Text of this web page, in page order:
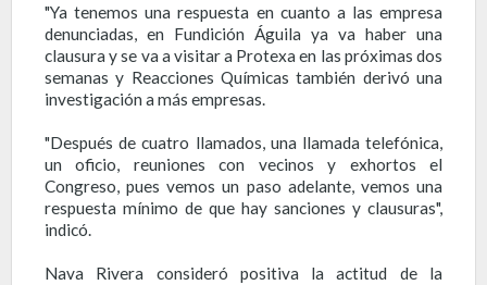
"Ya tenemos una respuesta en cuanto a las empresa
denunciadas, en Fundición Águila ya va haber una
clausura y se va a visitar a Protexa en las próximas dos
semanas y Reacciones Químicas también derivó una
investigación a más empresas.
"Después de cuatro llamados, una llamada telefónica,
un oficio, reuniones con vecinos y exhortos el
Congreso, pues vemos un paso adelante, vemos una
respuesta mínimo de que hay sanciones y clausuras",
indicó.
Nava Rivera consideró positiva la actitud de la